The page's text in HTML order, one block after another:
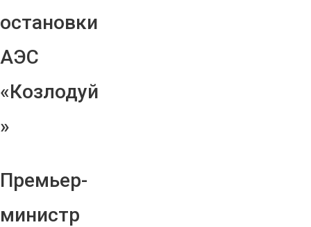
остановки
АЭС
«Козлодуй
»
Премьер-
министр